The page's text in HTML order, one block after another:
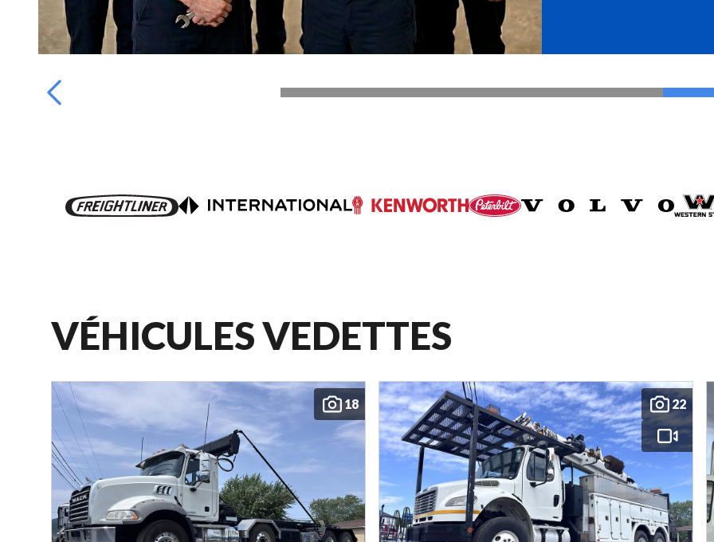
VÉHICULES VEDETTES
18 22